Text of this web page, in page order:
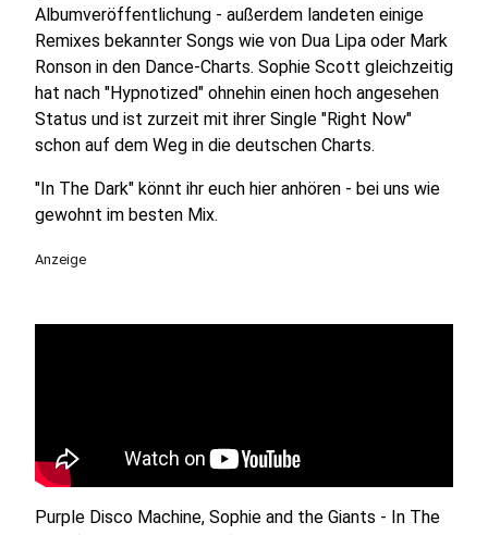
Albumveröffentlichung - außerdem landeten einige
Remixes bekannter Songs wie von Dua Lipa oder Mark
Ronson in den Dance-Charts. Sophie Scott gleichzeitig
hat nach "Hypnotized" ohnehin einen hoch angesehen
Status und ist zurzeit mit ihrer Single "Right Now"
schon auf dem Weg in die deutschen Charts.
"In The Dark" könnt ihr euch hier anhören - bei uns wie
gewohnt im besten Mix.
Anzeige
Purple Disco Machine, Sophie and the Giants - In The